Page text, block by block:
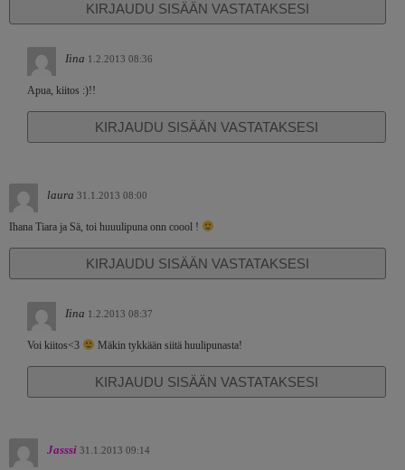
KIRJAUDU SISÄÄN VASTATAKSESI
Iina 1.2.2013 08:36
Apua, kiitos :)!!
KIRJAUDU SISÄÄN VASTATAKSESI
laura 31.1.2013 08:00
Ihana Tiara ja Sä, toi huuulipuna onn coool !
KIRJAUDU SISÄÄN VASTATAKSESI
Iina 1.2.2013 08:37
Voi kiitos<3 Mäkin tykkään siitä huulipunasta!
KIRJAUDU SISÄÄN VASTATAKSESI
Jasssi 31.1.2013 09:14